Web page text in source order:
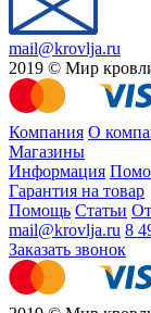
mail@krovlja.ru
2019 © Мир
Компания О
Магазины
Информация
Гарантия на товар
Помощь Статьи
mail@krovlja.ru 8
Заказать звонок